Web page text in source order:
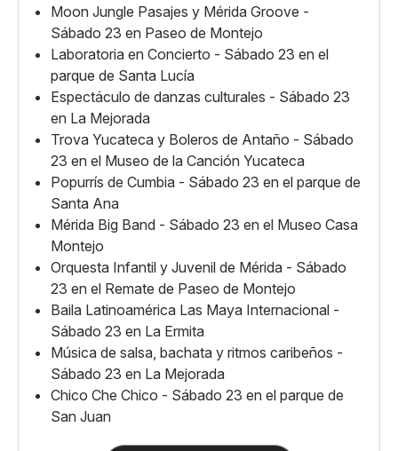
Moon Jungle Pasajes y Mérida Groove -
Sábado 23 en Paseo de Montejo
Laboratoria en Concierto - Sábado 23 en el
parque de Santa Lucía
Espectáculo de danzas culturales - Sábado 23
en La Mejorada
Trova Yucateca y Boleros de Antaño - Sábado
23 en el Museo de la Canción Yucateca
Popurrís de Cumbia - Sábado 23 en el parque de
Santa Ana
Mérida Big Band - Sábado 23 en el Museo Casa
Montejo
Orquesta Infantil y Juvenil de Mérida - Sábado
23 en el Remate de Paseo de Montejo
Baila Latinoamérica Las Maya Internacional -
Sábado 23 en La Ermita
Música de salsa, bachata y ritmos caribeños -
Sábado 23 en La Mejorada
Chico Che Chico - Sábado 23 en el parque de
San Juan